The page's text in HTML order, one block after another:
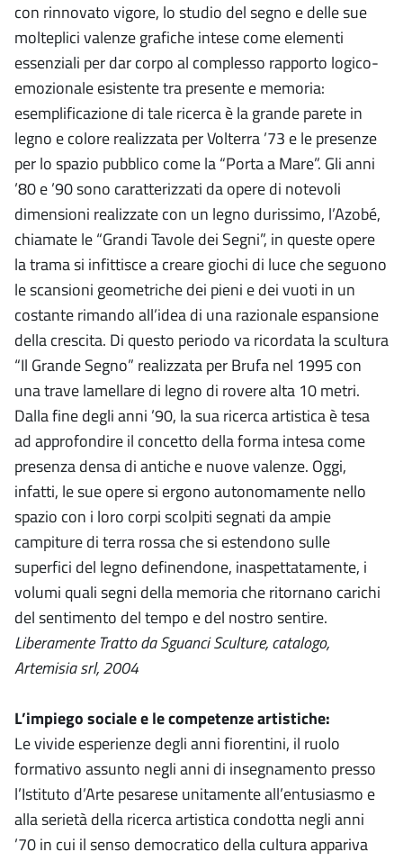
con rinnovato vigore, lo studio del segno e delle sue
molteplici valenze grafiche intese come elementi
essenziali per dar corpo al complesso rapporto logico-
emozionale esistente tra presente e memoria:
esemplificazione di tale ricerca è la grande parete in
legno e colore realizzata per Volterra ’73 e le presenze
per lo spazio pubblico come la “Porta a Mare”. Gli anni
’80 e ’90 sono caratterizzati da opere di notevoli
dimensioni realizzate con un legno durissimo, l’Azobé,
chiamate le “Grandi Tavole dei Segni”, in queste opere
la trama si infittisce a creare giochi di luce che seguono
le scansioni geometriche dei pieni e dei vuoti in un
costante rimando all’idea di una razionale espansione
della crescita. Di questo periodo va ricordata la scultura
“Il Grande Segno” realizzata per Brufa nel 1995 con
una trave lamellare di legno di rovere alta 10 metri.
Dalla fine degli anni ’90, la sua ricerca artistica è tesa
ad approfondire il concetto della forma intesa come
presenza densa di antiche e nuove valenze. Oggi,
infatti, le sue opere si ergono autonomamente nello
spazio con i loro corpi scolpiti segnati da ampie
campiture di terra rossa che si estendono sulle
superfici del legno definendone, inaspettatamente, i
volumi quali segni della memoria che ritornano carichi
del sentimento del tempo e del nostro sentire.
Liberamente Tratto da Sguanci Sculture, catalogo,
Artemisia srl, 2004
L’impiego sociale e le competenze artistiche:
Le vivide esperienze degli anni fiorentini, il ruolo
formativo assunto negli anni di insegnamento presso
l’Istituto d’Arte pesarese unitamente all’entusiasmo e
alla serietà della ricerca artistica condotta negli anni
’70 in cui il senso democratico della cultura appariva